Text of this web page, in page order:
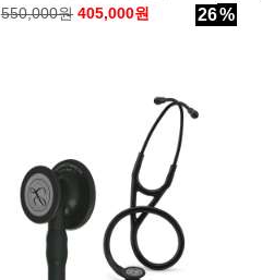
550,000원 405,000원 26%